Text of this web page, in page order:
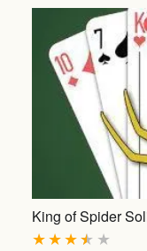
King of Spider
★
★
★
★
★